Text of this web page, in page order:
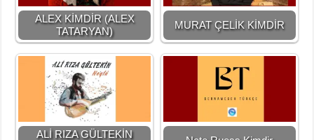
ALEX KİMDİR (ALEX
TATARYAN)
MURAT ÇELİK KİMDİR
ALİ RIZA GÜLTEKİN